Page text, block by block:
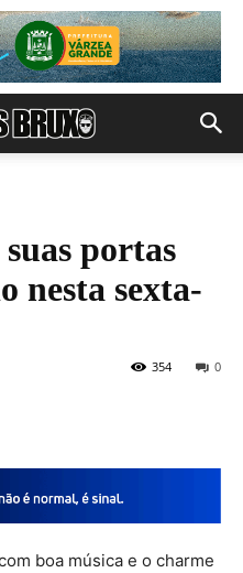
portas
nesta sexta-
0
354
boa música e o charme